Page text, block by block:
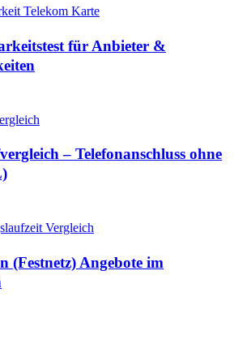
für Anbieter &
– Telefonanschluss ohne
(Festnetz) Angebote im